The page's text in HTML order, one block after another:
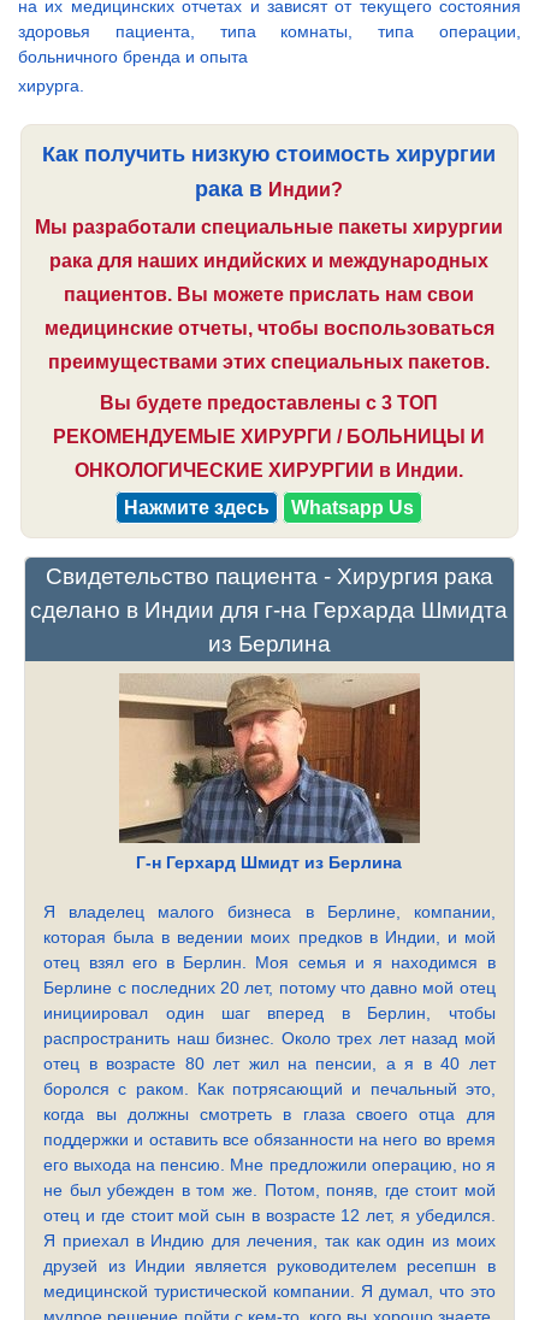
на их медицинских отчетах и зависят от текущего состояния
здоровья пациента, типа комнаты, типа операции,
больничного бренда и опыта
хирурга.
Как получить низкую стоимость хирургии
рака в Индии?
Мы разработали специальные пакеты хирургии
рака для наших индийских и международных
пациентов. Вы можете прислать нам свои
медицинские отчеты, чтобы воспользоваться
преимуществами этих специальных пакетов.
Вы будете предоставлены с 3 ТОП
РЕКОМЕНДУЕМЫЕ ХИРУРГИ / БОЛЬНИЦЫ И
ОНКОЛОГИЧЕСКИЕ ХИРУРГИИ в Индии.
Нажмите здесь
Whatsapp Us
Свидетельство пациента - Хирургия рака
сделано в Индии для г-на Герхарда Шмидта
из Берлина
Г-н Герхард Шмидт из Берлина
Я владелец малого бизнеса в Берлине, компании,
которая была в ведении моих предков в Индии, и мой
отец взял его в Берлин. Моя семья и я находимся в
Берлине с последних 20 лет, потому что давно мой отец
инициировал один шаг вперед в Берлин, чтобы
распространить наш бизнес. Около трех лет назад мой
отец в возрасте 80 лет жил на пенсии, а я в 40 лет
боролся с раком. Как потрясающий и печальный это,
когда вы должны смотреть в глаза своего отца для
поддержки и оставить все обязанности на него во время
его выхода на пенсию. Мне предложили операцию, но я
не был убежден в том же. Потом, поняв, где стоит мой
отец и где стоит мой сын в возрасте 12 лет, я убедился.
Я приехал в Индию для лечения, так как один из моих
друзей из Индии является руководителем ресепшн в
медицинской туристической компании. Я думал, что это
мудрое решение пойти с кем-то, кого вы хорошо знаете.